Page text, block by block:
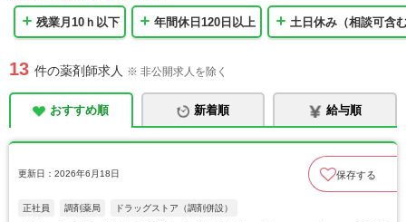
残業月10ｈ以下 年間休日120日以上 土日休み（相談可含
13 件の薬剤師求人 ※ 非公開求人を除く
おすすめ順 新着順 給与順
更新日：2026年6月18日 保存する
正社員 調剤薬局 ドラッグストア（調剤併設）